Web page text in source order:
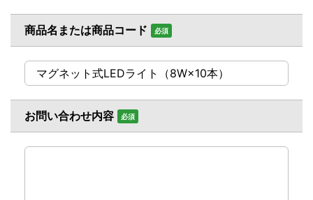
商品名または商品コード 必須
お問い合わせ内容 必須